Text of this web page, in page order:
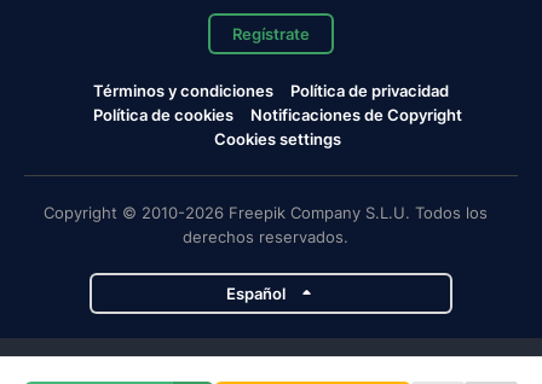
Regístrate
Términos y condiciones
Política de privacidad
Política de cookies
Notificaciones de Copyright
Cookies settings
Copyright © 2010-2026 Freepik Company S.L.U. Todos los
derechos reservados.
Español